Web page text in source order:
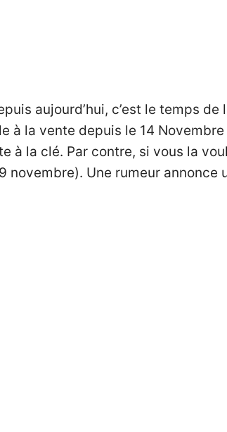
aujourd’hui, c’est le temps de
la vente depuis le 14
à la clé. Par contre, si vous la
Une rumeur